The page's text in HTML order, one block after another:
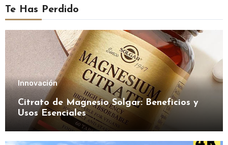
Te Has Perdido
Innovación
Citrato de Magnesio Solgar: Beneficios y
Usos Esenciales